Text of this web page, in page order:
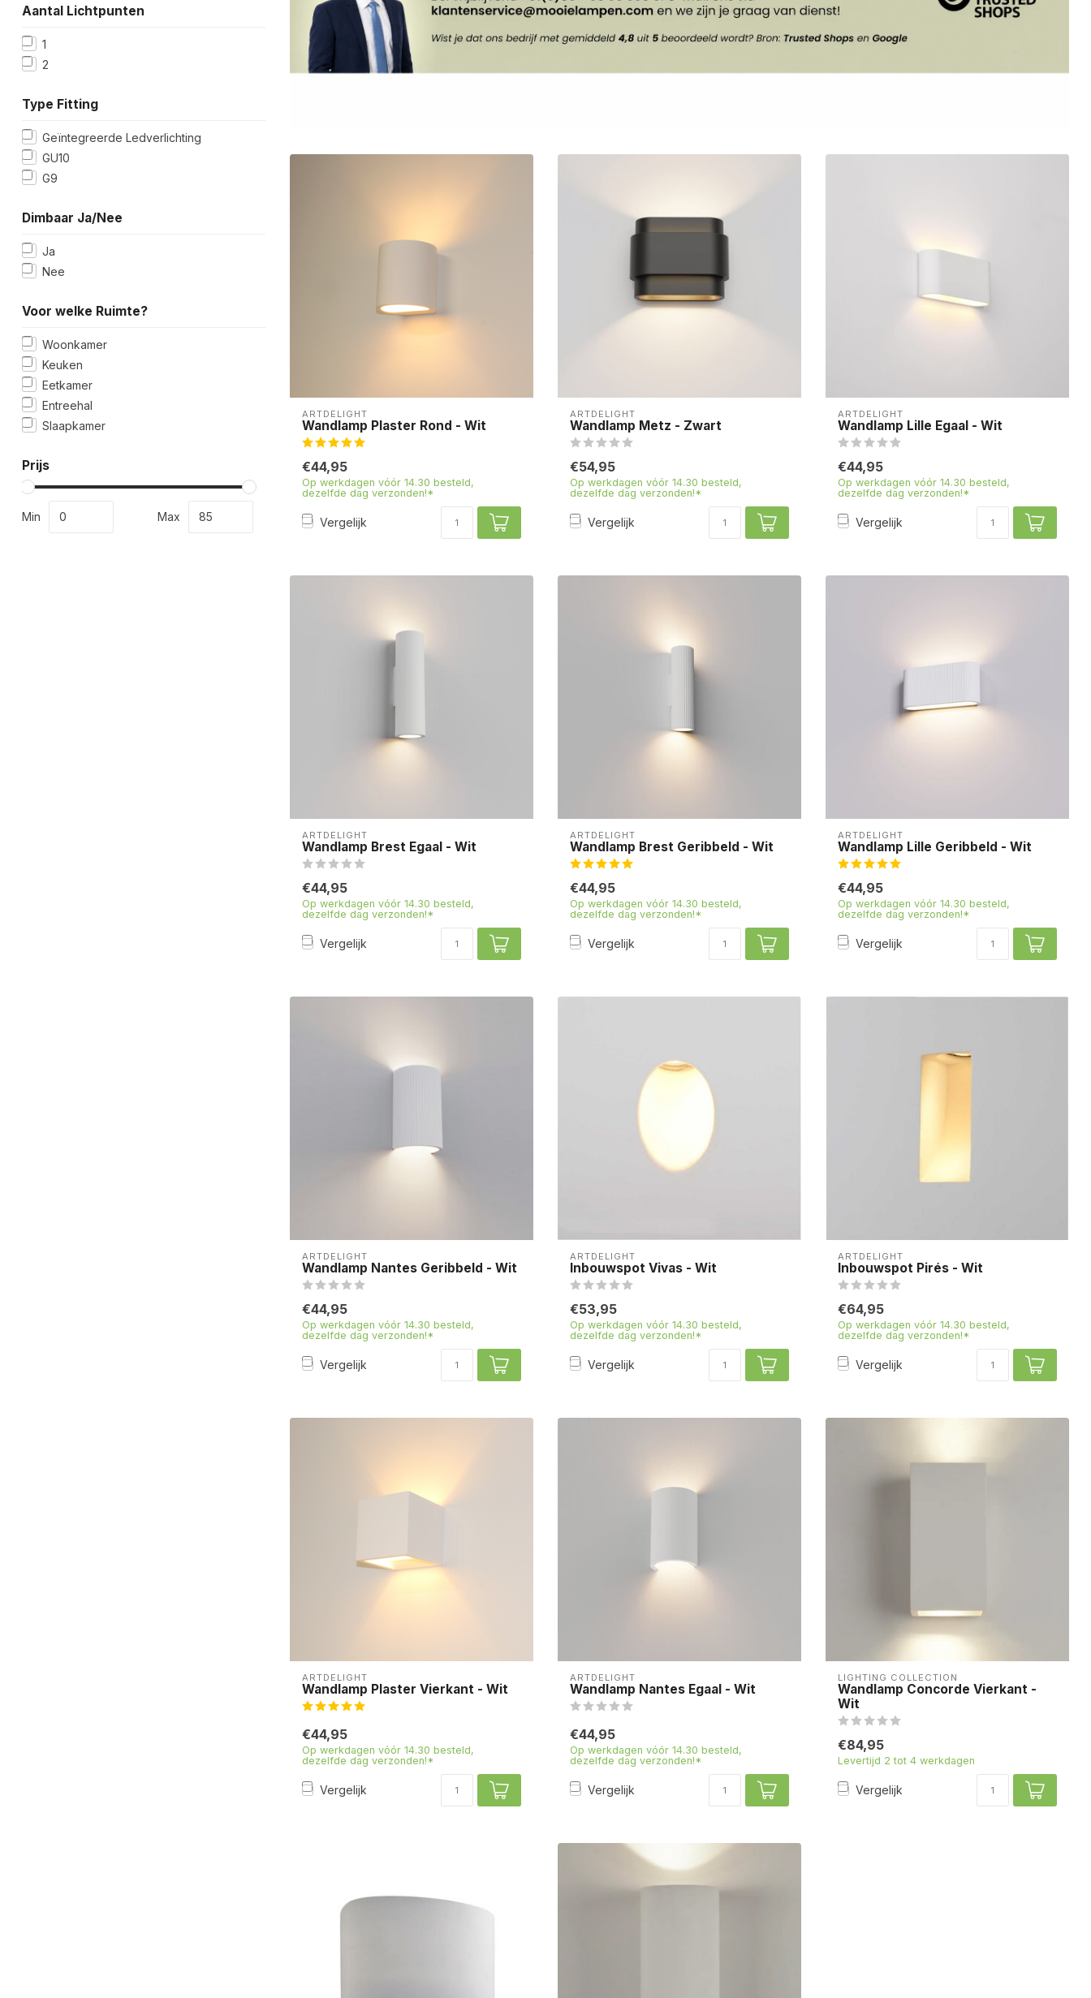
Aantal Lichtpunten
1
2
Type Fitting
Geïntegreerde Ledverlichting
GU10
G9
Dimbaar Ja/Nee
Ja
Nee
Voor welke Ruimte?
Woonkamer
Keuken
Eetkamer
Entreehal
Slaapkamer
Prijs
Min Max
ARTDELIGHT
Wandlamp Plaster Rond - Wit
€44,95
Op werkdagen vóór 14.30 besteld,
dezelfde dag verzonden!*
Vergelijk
ARTDELIGHT
Wandlamp Metz - Zwart
€54,95
Op werkdagen vóór 14.30 besteld,
dezelfde dag verzonden!*
Vergelijk
ARTDELIGHT
Wandlamp Lille Egaal - Wit
€44,95
Op werkdagen vóór 14.30 besteld,
dezelfde dag verzonden!*
Vergelijk
ARTDELIGHT
Wandlamp Brest Egaal - Wit
€44,95
Op werkdagen vóór 14.30 besteld,
dezelfde dag verzonden!*
Vergelijk
ARTDELIGHT
Wandlamp Brest Geribbeld - Wit
€44,95
Op werkdagen vóór 14.30 besteld,
dezelfde dag verzonden!*
Vergelijk
ARTDELIGHT
Wandlamp Lille Geribbeld - Wit
€44,95
Op werkdagen vóór 14.30 besteld,
dezelfde dag verzonden!*
Vergelijk
ARTDELIGHT
Wandlamp Nantes Geribbeld - Wit
€44,95
Op werkdagen vóór 14.30 besteld,
dezelfde dag verzonden!*
Vergelijk
ARTDELIGHT
Inbouwspot Vivas - Wit
€53,95
Op werkdagen vóór 14.30 besteld,
dezelfde dag verzonden!*
Vergelijk
ARTDELIGHT
Inbouwspot Pirés - Wit
€64,95
Op werkdagen vóór 14.30 besteld,
dezelfde dag verzonden!*
Vergelijk
ARTDELIGHT
Wandlamp Plaster Vierkant - Wit
€44,95
Op werkdagen vóór 14.30 besteld,
dezelfde dag verzonden!*
Vergelijk
ARTDELIGHT
Wandlamp Nantes Egaal - Wit
€44,95
Op werkdagen vóór 14.30 besteld,
dezelfde dag verzonden!*
Vergelijk
LIGHTING COLLECTION
Wandlamp Concorde Vierkant -
Wit
€84,95
Levertijd 2 tot 4 werkdagen
Vergelijk